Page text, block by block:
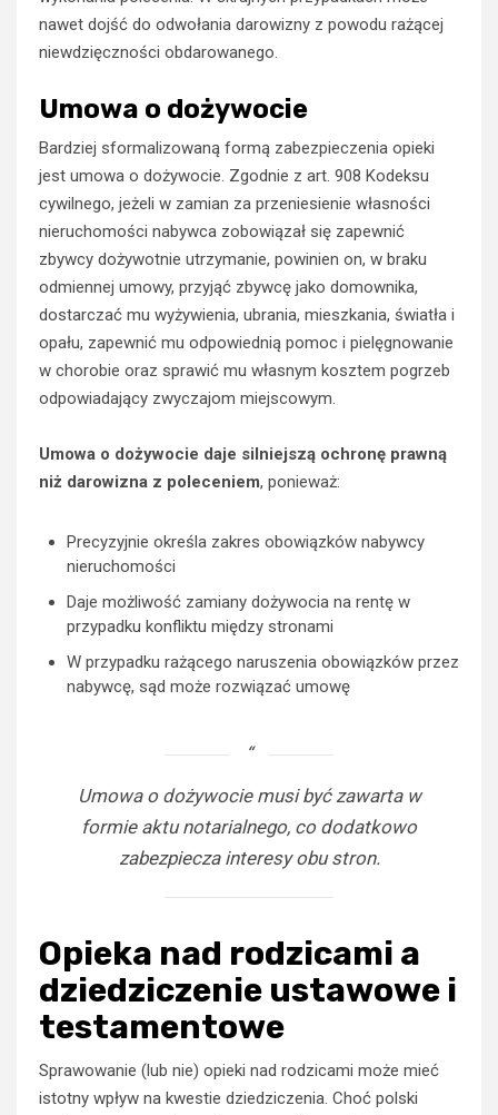
nawet dojść do odwołania darowizny z powodu rażącej
niewdzięczności obdarowanego.
Umowa o dożywocie
Bardziej sformalizowaną formą zabezpieczenia opieki
jest umowa o dożywocie. Zgodnie z art. 908 Kodeksu
cywilnego, jeżeli w zamian za przeniesienie własności
nieruchomości nabywca zobowiązał się zapewnić
zbywcy dożywotnie utrzymanie, powinien on, w braku
odmiennej umowy, przyjąć zbywcę jako domownika,
dostarczać mu wyżywienia, ubrania, mieszkania, światła i
opału, zapewnić mu odpowiednią pomoc i pielęgnowanie
w chorobie oraz sprawić mu własnym kosztem pogrzeb
odpowiadający zwyczajom miejscowym.
Umowa o dożywocie daje silniejszą ochronę prawną
niż darowizna z poleceniem, ponieważ:
Precyzyjnie określa zakres obowiązków nabywcy
nieruchomości
Daje możliwość zamiany dożywocia na rentę w
przypadku konfliktu między stronami
W przypadku rażącego naruszenia obowiązków przez
nabywcę, sąd może rozwiązać umowę
Umowa o dożywocie musi być zawarta w
formie aktu notarialnego, co dodatkowo
zabezpiecza interesy obu stron.
Opieka nad rodzicami a
dziedziczenie ustawowe i
testamentowe
Sprawowanie (lub nie) opieki nad rodzicami może mieć
istotny wpływ na kwestie dziedziczenia. Choć polski